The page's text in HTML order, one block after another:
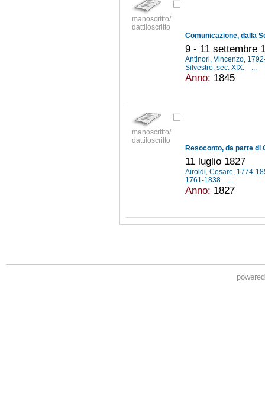
manoscritto/
dattiloscritto
9 - 11 settembre
Antinori, Vincenzo,
Silvestro, sec. XIX.
Anno: 1845
manoscritto/
dattiloscritto
11 luglio 1827
Airoldi, Cesare, 1774-
1761-1838
...
Anno: 1827